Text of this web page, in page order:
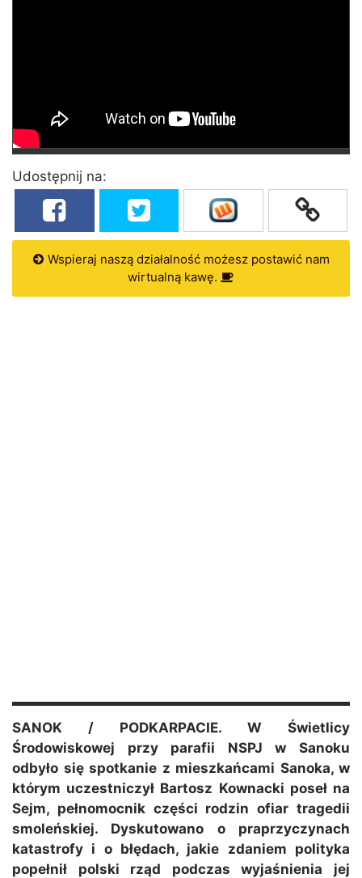
Udostępnij na:
Wspieraj naszą działalność możesz postawić nam
wirtualną kawę.
SANOK / PODKARPACIE. W Świetlicy
Środowiskowej przy parafii NSPJ w Sanoku
odbyło się spotkanie z mieszkańcami Sanoka, w
którym uczestniczył Bartosz Kownacki poseł na
Sejm, pełnomocnik części rodzin ofiar tragedii
smoleńskiej. Dyskutowano o praprzyczynach
katastrofy i o błędach, jakie zdaniem polityka
popełnił polski rząd podczas wyjaśnienia jej